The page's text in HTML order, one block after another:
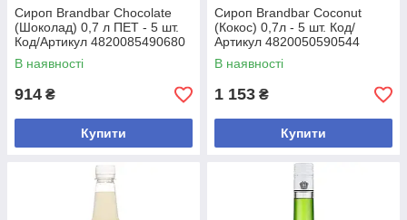
Сироп Brandbar Chocolate
(Шоколад) 0,7 л ПЕТ - 5 шт.
Код/Артикул 4820085490680
В наявності
914 ₴
Купити
Сироп Brandbar Coconut
(Кокос) 0,7л - 5 шт. Код/
Артикул 4820050590544
В наявності
1 153 ₴
Купити